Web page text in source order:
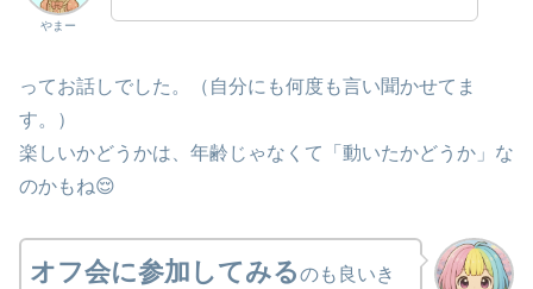
やまー
ってお話しでした。（自分にも何度も言い聞かせてま
す。）
楽しいかどうかは、年齢じゃなくて「動いたかどうか」な
のかもね😌
オフ会に参加してみるのも良いき